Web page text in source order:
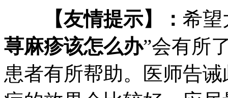
【友情提示】： 希望
荨麻疹该怎么办”会有所
患者有所帮助。医师告